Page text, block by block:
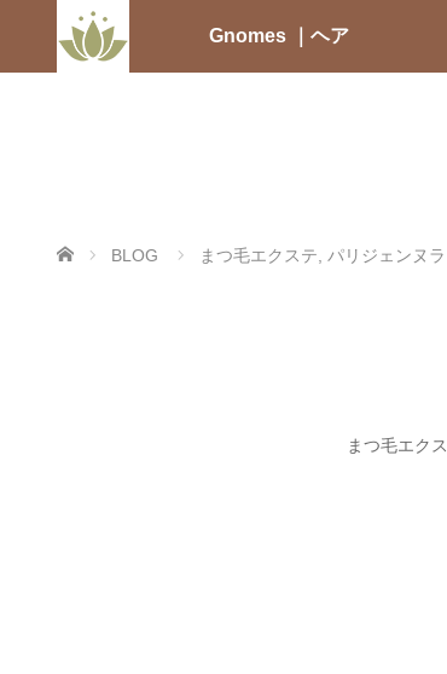
Gnomes ｜ヘア
ホーム BLOG まつ毛エクステ パリジェンヌ
まつ毛エク